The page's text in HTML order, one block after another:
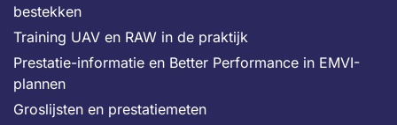
bestekken
Training UAV en RAW in de praktijk
Prestatie-informatie en Better Performance in EMVI-
plannen
Groslijsten en prestatiemeten